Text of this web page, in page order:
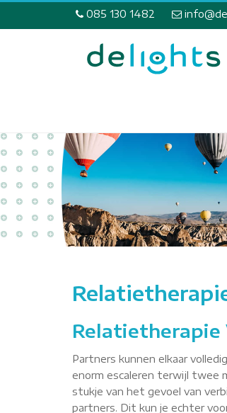
085 130 1482
Relatietherapie
Partners kunnen elkaar
enorm escaleren terwijl twee
stukje van het gevoel van
partners. Dit kun je echter